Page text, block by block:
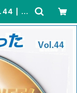
| 山